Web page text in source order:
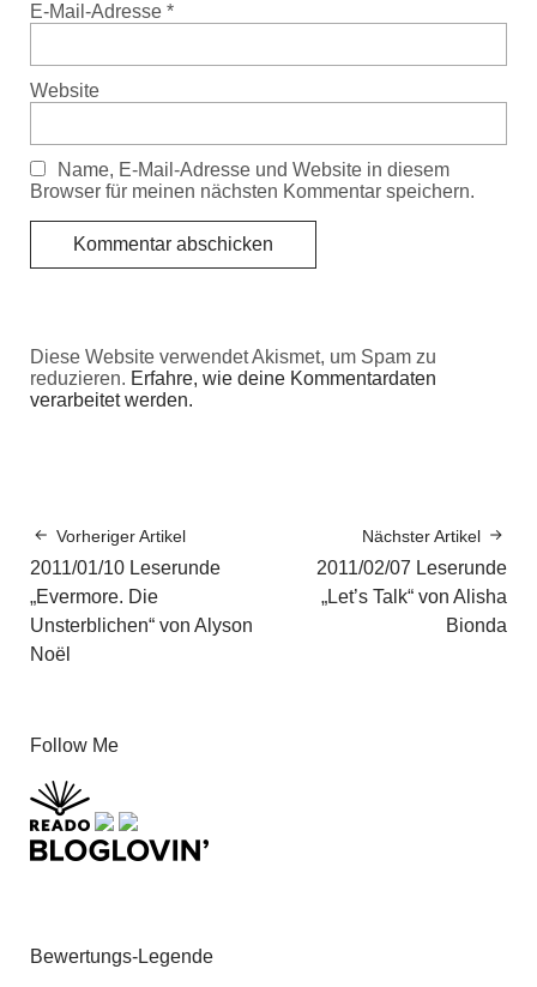
E-Mail-Adresse *
Website
Name, E-Mail-Adresse und Website in diesem
Browser für meinen nächsten Kommentar speichern.
Diese Website verwendet Akismet, um Spam zu
reduzieren. Erfahre, wie deine Kommentardaten
verarbeitet werden.
Vorheriger Artikel
2011/01/10 Leserunde
„Evermore. Die
Unsterblichen“ von Alyson
Noël
Nächster Artikel
2011/02/07 Leserunde
„Let’s Talk“ von Alisha
Bionda
Follow Me
Bewertungs-Legende